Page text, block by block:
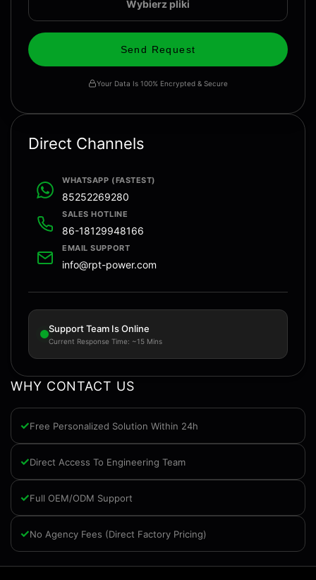
Wybierz pliki
Send Request
Your Data Is 100% Encrypted & Secure
Direct Channels
WHATSAPP (FASTEST)
85252269280
SALES HOTLINE
86-18129948166
EMAIL SUPPORT
info@rpt-power.com
Support Team Is Online
Current Response Time: ~15 Mins
WHY CONTACT US
Free Personalized Solution Within 24h
Direct Access To Engineering Team
Full OEM/ODM Support
No Agency Fees (Direct Factory Pricing)